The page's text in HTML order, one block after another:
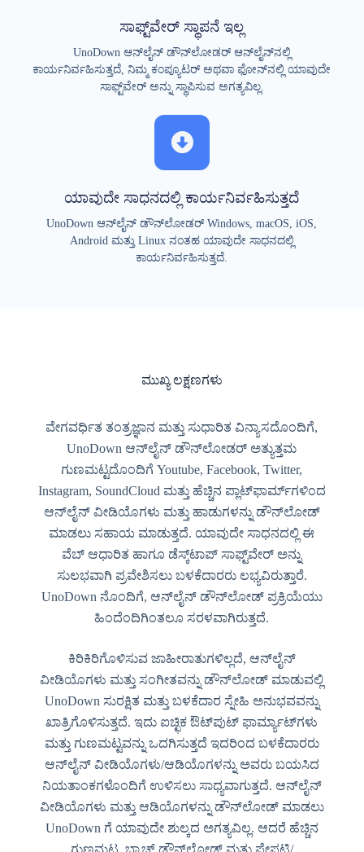
ಸಾಫ್ಟ್‌ವೇರ್ ಸ್ಥಾಪನೆ ಇಲ್ಲ
UnoDown ಆನ್‌ಲೈನ್ ಡೌನ್‌ಲೋಡರ್ ಆನ್‌ಲೈನ್‌ನಲ್ಲಿ
ಕಾರ್ಯನಿರ್ವಹಿಸುತ್ತದೆ, ನಿಮ್ಮ ಕಂಪ್ಯೂಟರ್ ಅಥವಾ ಫೋನ್‌ನಲ್ಲಿ ಯಾವುದೇ
ಸಾಫ್ಟ್‌ವೇರ್ ಅನ್ನು ಸ್ಥಾಪಿಸುವ ಅಗತ್ಯವಿಲ್ಲ.
ಯಾವುದೇ ಸಾಧನದಲ್ಲಿ ಕಾರ್ಯನಿರ್ವಹಿಸುತ್ತದೆ
UnoDown ಆನ್‌ಲೈನ್ ಡೌನ್‌ಲೋಡರ್ Windows, macOS, iOS,
Android ಮತ್ತು Linux ನಂತಹ ಯಾವುದೇ ಸಾಧನದಲ್ಲಿ
ಕಾರ್ಯನಿರ್ವಹಿಸುತ್ತದೆ.
ಮುಖ್ಯ ಲಕ್ಷಣಗಳು
ವೇಗವರ್ಧಿತ ತಂತ್ರಜ್ಞಾನ ಮತ್ತು ಸುಧಾರಿತ ವಿನ್ಯಾಸದೊಂದಿಗೆ,
UnoDown ಆನ್‌ಲೈನ್ ಡೌನ್‌ಲೋಡರ್ ಅತ್ಯುತ್ತಮ
ಗುಣಮಟ್ಟದೊಂದಿಗೆ Youtube, Facebook, Twitter,
Instagram, SoundCloud ಮತ್ತು ಹೆಚ್ಚಿನ ಪ್ಲಾಟ್‌ಫಾರ್ಮ್‌ಗಳಿಂದ
ಆನ್‌ಲೈನ್ ವೀಡಿಯೊಗಳು ಮತ್ತು ಹಾಡುಗಳನ್ನು ಡೌನ್‌ಲೋಡ್
ಮಾಡಲು ಸಹಾಯ ಮಾಡುತ್ತದೆ. ಯಾವುದೇ ಸಾಧನದಲ್ಲಿ ಈ
ವೆಬ್ ಆಧಾರಿತ ಹಾಗೂ ಡೆಸ್ಕ್‌ಟಾಪ್ ಸಾಫ್ಟ್‌ವೇರ್ ಅನ್ನು
ಸುಲಭವಾಗಿ ಪ್ರವೇಶಿಸಲು ಬಳಕೆದಾರರು ಲಭ್ಯವಿರುತ್ತಾರೆ.
UnoDown ನೊಂದಿಗೆ, ಆನ್‌ಲೈನ್ ಡೌನ್‌ಲೋಡ್ ಪ್ರಕ್ರಿಯೆಯು
ಹಿಂದೆಂದಿಗಿಂತಲೂ ಸರಳವಾಗಿರುತ್ತದೆ.
ಕಿರಿಕಿರಿಗೊಳಿಸುವ ಜಾಹೀರಾತುಗಳಿಲ್ಲದೆ, ಆನ್‌ಲೈನ್
ವೀಡಿಯೊಗಳು ಮತ್ತು ಸಂಗೀತವನ್ನು ಡೌನ್‌ಲೋಡ್ ಮಾಡುವಲ್ಲಿ
UnoDown ಸುರಕ್ಷಿತ ಮತ್ತು ಬಳಕೆದಾರ ಸ್ನೇಹಿ ಅನುಭವವನ್ನು
ಖಾತ್ರಿಗೊಳಿಸುತ್ತದೆ. ಇದು ಐಚ್ಛಿಕ ಔಟ್‌ಪುಟ್ ಫಾರ್ಮ್ಯಾಟ್‌ಗಳು
ಮತ್ತು ಗುಣಮಟ್ಟವನ್ನು ಒದಗಿಸುತ್ತದೆ ಇದರಿಂದ ಬಳಕೆದಾರರು
ಆನ್‌ಲೈನ್ ವೀಡಿಯೊಗಳು/ಆಡಿಯೊಗಳನ್ನು ಅವರು ಬಯಸಿದ
ನಿಯತಾಂಕಗಳೊಂದಿಗೆ ಉಳಿಸಲು ಸಾಧ್ಯವಾಗುತ್ತದೆ. ಆನ್‌ಲೈನ್
ವೀಡಿಯೊಗಳು ಮತ್ತು ಆಡಿಯೊಗಳನ್ನು ಡೌನ್‌ಲೋಡ್ ಮಾಡಲು
UnoDown ಗೆ ಯಾವುದೇ ಶುಲ್ಕದ ಅಗತ್ಯವಿಲ್ಲ. ಆದರೆ ಹೆಚ್ಚಿನ
ಗುಣಮಟ್ಟ, ಬ್ಯಾಚ್ ಡೌನ್‌ಲೋಡ್ ಮತ್ತು ಪ್ಲೇಪಟ್ಟಿ/